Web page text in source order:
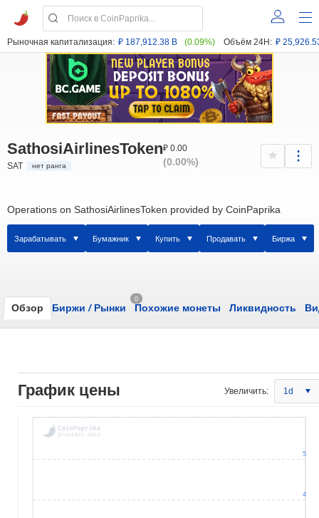
Рыночная капитализация: ₽ 187,912.38 B (0.09%) Объём 24H: ₽
SathosiAirlinesToken
SAT нет ранга
₽ 0.00
(0.00%)
Operations on SathosiAirlinesToken provided by CoinPaprika
Зарабатывать Бумажник Купить Продавать Биржа
Обзор Биржи /Рынки
0
Похожие монеты Ликвидность
График цены Увеличить: 1d
4
5